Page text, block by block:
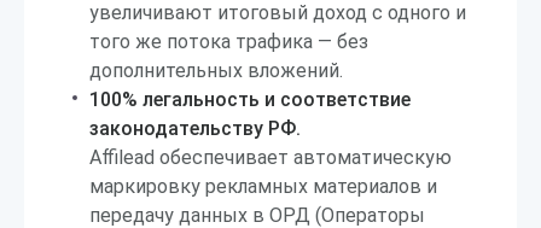
увеличивают итоговый доход с одного и
того же потока трафика — без
дополнительных вложений.
100% легальность и соответствие
законодательству РФ.
Affilead обеспечивает автоматическую
маркировку рекламных материалов и
передачу данных в ОРД (Операторы